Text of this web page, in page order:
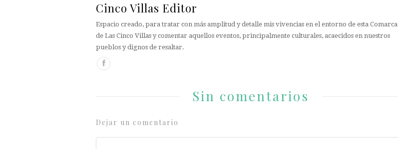
Cinco Villas Editor
Espacio creado, para tratar con más amplitud y detalle mis vivencias en el entorno de esta Comarca
de Las Cinco Villas y comentar aquellos eventos, principalmente culturales, acaecidos en nuestros
pueblos y dignos de resaltar.
Sin comentarios
Dejar un comentario